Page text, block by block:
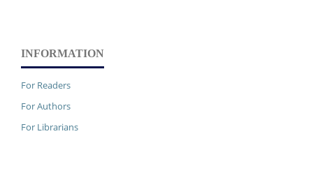
INFORMATION
For Readers
For Authors
For Librarians